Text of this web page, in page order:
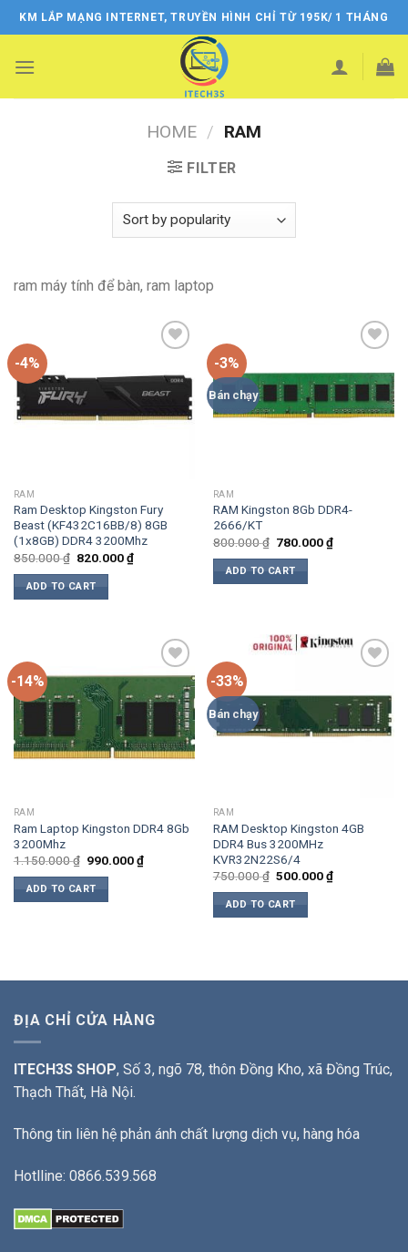
Skip
to
KM LẮP MẠNG INTERNET, TRUYỀN HÌNH CHỈ TỪ 195K/ 1 THÁNG
HOME / RAM
FILTER
ram máy tính để bàn, ram laptop
-4%
to
RAM
Ram Desktop Kingston Fury
Beast (KF432C16BB/8) 8GB
(1x8GB) DDR4 3200Mhz
850.000₫ Original
was:
850.000 ₫.
820.000₫Current
price
ADD TO CART
-3%
Bán chạy
to
wishlist
RAM
RAM Kingston 8Gb DDR4-
2666/KT
800.000₫ Original
was:
800.000 ₫.
780.000₫Current
price
ADD TO CART
-14%
Add
to
wishlist
RAM
Ram Laptop Kingston DDR4 8Gb
3200Mhz
1.150.000₫ Original
was:
1.150.000 ₫.
990.000₫Current
price
ADD TO CART
-33%
Bán chạy
to
wishlist
RAM
RAM Desktop Kingston 4GB
DDR4 Bus 3200MHz
KVR32N22S6/4
750.000₫ Original
was:
750.000 ₫.
500.000₫Current
price
ADD TO CART
ĐỊA CHỈ CỬA HÀNG
ITECH3S SHOP, Số 3, ngõ 78, thôn Đồng Kho, xã Đồng Trúc,
Thạch Thất, Hà Nội.
Thông tin liên hệ phản ánh chất lượng dịch vụ, hàng hóa
Hotlline: 0866.539.568